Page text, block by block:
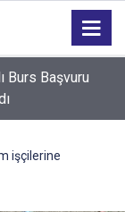
işçilerine